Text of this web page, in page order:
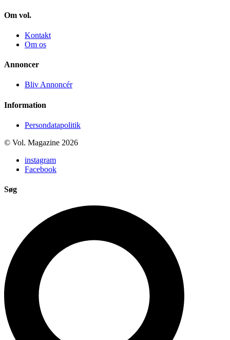
Om vol.
Kontakt
Om os
Annoncer
Bliv Annoncér
Information
Persondatapolitik
© Vol. Magazine 2026
instagram
Facebook
Søg